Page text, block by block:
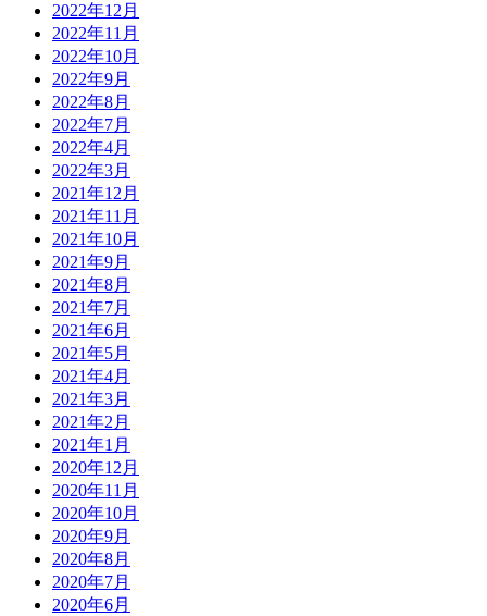
2022年12月
2022年11月
2022年10月
2022年9月
2022年8月
2022年7月
2022年4月
2022年3月
2021年12月
2021年11月
2021年10月
2021年9月
2021年8月
2021年7月
2021年6月
2021年5月
2021年4月
2021年3月
2021年2月
2021年1月
2020年12月
2020年11月
2020年10月
2020年9月
2020年8月
2020年7月
2020年6月